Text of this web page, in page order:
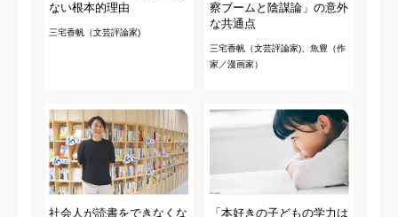
ない根本的理由
三宅香帆（文芸評論家)
察ブームと陰謀論」の意外
な共通点
三宅香帆（文芸評論家)、魚豊（作
家／漫画家）
社会人が読書をできなくな
「本好きの子どもの学力は